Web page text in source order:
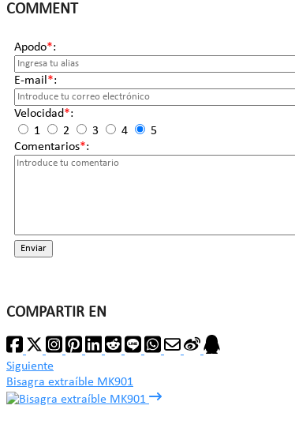
COMMENT
Apodo*:
E-mail *:
Velocidad*:
1
2 3 4
5
Comentarios*:
Enviar
COMPARTIR EN
Siguiente
Bisagra extraíble MK901